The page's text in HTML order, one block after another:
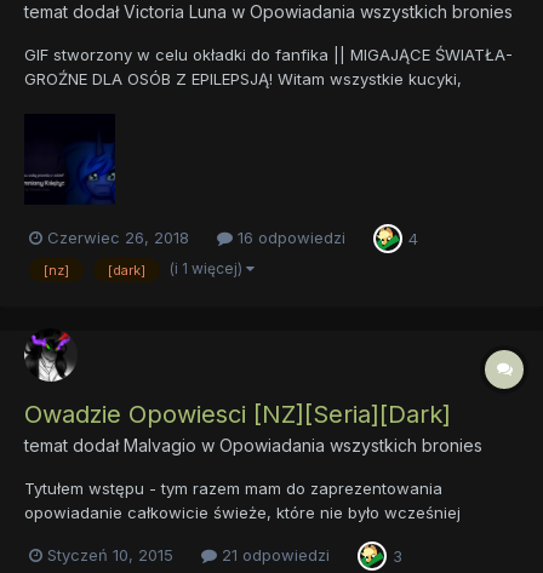
temat dodałVictoria Luna w Opowiadania wszystkich bronies
GIF stworzony w celu okładki do fanfika || MIGAJĄCE ŚWIATŁA-
GROŹNE DLA OSÓB Z EPILEPSJĄ! Witam wszystkie kucyki,
uniwersum Equestrii; fanfik został kiedyś opu...
Czerwiec 26, 2018 16 odpowiedzi 4
[nz] [dark] (i 1 więcej)
Owadzie Opowiesci [NZ][Seria][Dark]
temat dodałMalvagio w Opowiadania wszystkich bronies
Tytułem wstępu - tym razem mam do zaprezentowania
opowiadanie całkowicie świeże, które nie było wcześniej
zamieszczonej na tym forum antologii. W ramach ciekawostki
Styczeń 10, 2015 21 odpowiedzi 3